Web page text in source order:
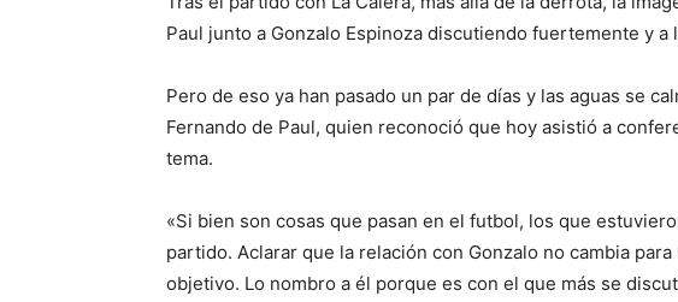
Paul junto a Gonzalo Espinoza discutiendo fuertemente y a
Pero de eso ya han pasado un par de días y las aguas se
Fernando de Paul, quien reconoció que hoy asistió a
tema.
«Si bien son cosas que pasan en el futbol, los que
partido. Aclarar que la relación con Gonzalo no cambia
objetivo. Lo nombro a él porque es con el que más se